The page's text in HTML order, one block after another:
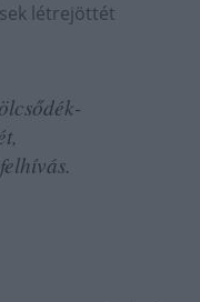
létrejöttét